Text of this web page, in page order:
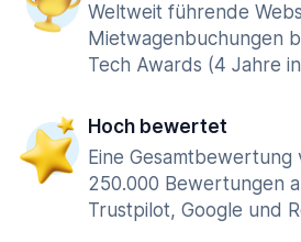
Weltweit führende
Mietwagenbuchungen
Tech Awards (4 Jahre
Hoch bewertet
Eine
250.000 Bewertungen
Trustpilot, Google und